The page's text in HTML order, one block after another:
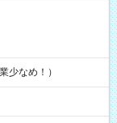
少なめ！）